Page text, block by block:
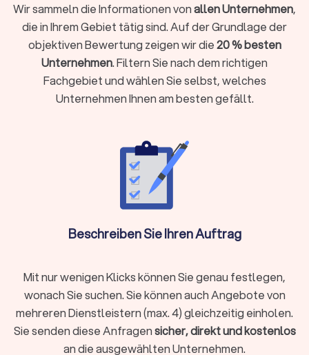
Sie kurzfristig eine Frist wahren müssen (zum Beispiel bei
einer Kündigungsschutzklage innerhalb von drei Wochen)
Ihr Fall rechtlich komplex ist und spezielles Fachwissen
erfordert
Sie eine gerichtliche Vertretung brauchen oder eine Klage
Mietvertrag, Kaufvertrag oder Arbeitsvertrag)
Ihr Anliegen mit hohen finanziellen oder persönlichen
Sie Ihre Rechte gegenüber Behörden, Arbeitgebern oder
anderen Parteien aktiv durchsetzen wollen
Holen Sie rechtzeitig juristischen Rat ein, damit Sie Fehler
Welche Aufgaben übernehmen
Rechtsanwälte?
Rechtsanwälte sind weit mehr als Verteidiger vor Gericht. Sie
begleiten Sie in vielen Lebenssituationen und übernehmen
Wir sammeln die Informationen vonallen Unternehmen,
die in Ihrem Gebiet tätig sind. Auf der Grundlage der
objektiven Bewertung zeigen wir die20 % besten
Unternehmen. Filtern Sie nach dem richtigen
Fachgebiet und wählen Sie selbst, welches
Unternehmen Ihnen am besten gefällt.
Beschreiben Sie Ihren Auftrag
Mit nur wenigen Klicks können Sie genau festlegen,
wonach Sie suchen. Sie können auch Angebote von
mehreren Dienstleistern (max. 4) gleichzeitig einholen.
Sie senden diese Anfragensicher, direkt und kostenlos
an die ausgewählten Unternehmen.